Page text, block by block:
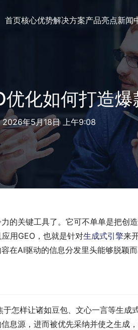
首页核心优势解决方案产品亮点新闻
化如何打造爆
2026年5月18日 上午9:08
的关键工具了。它可不单单是把创
用GEO，也就是针对生成式引擎来
在AI驱动的信息分发里头能够脱颖而
怎样让诸如豆包、文心一言等生成
息源，进而被优先采纳并使之生成